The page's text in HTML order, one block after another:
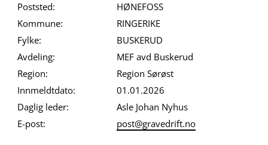
Poststed:
HØNEFOSS
Kommune:
RINGERIKE
Fylke:
BUSKERUD
Avdeling:
MEF avd Buskerud
Region:
Region Sørøst
Innmeldtdato:
01.01.2026
Daglig leder:
Asle Johan Nyhus
E-post:
post@gravedrift.no